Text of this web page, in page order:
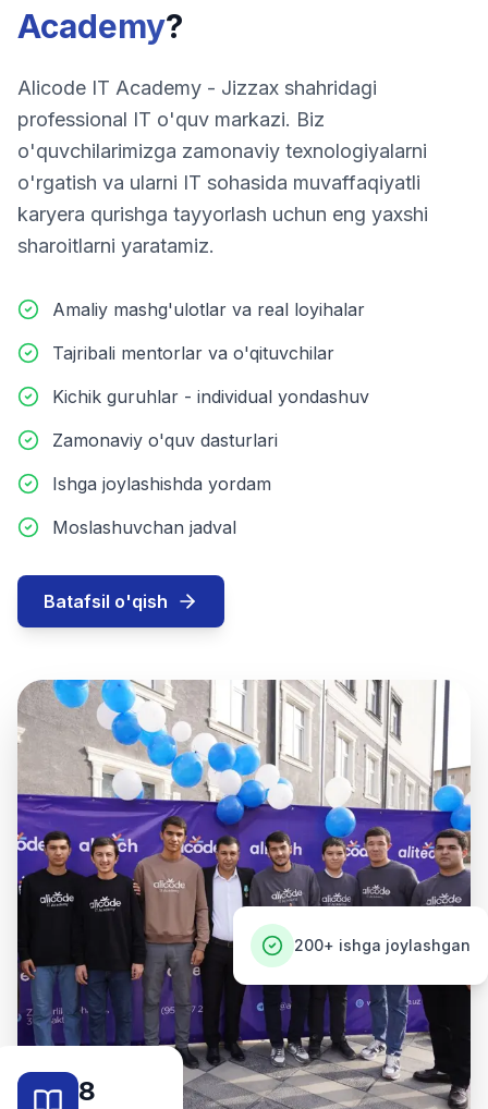
Academy?
Alicode IT Academy - Jizzax shahridagi
professional IT o'quv markazi. Biz
o'quvchilarimizga zamonaviy texnologiyalarni
o'rgatish va ularni IT sohasida muvaffaqiyatli
karyera qurishga tayyorlash uchun eng yaxshi
sharoitlarni yaratamiz.
Amaliy mashg'ulotlar va real loyihalar
Tajribali mentorlar va o'qituvchilar
Kichik guruhlar - individual yondashuv
Zamonaviy o'quv dasturlari
Ishga joylashishda yordam
Moslashuvchan jadval
Batafsil o'qish
8
200+ ishga joylashgan